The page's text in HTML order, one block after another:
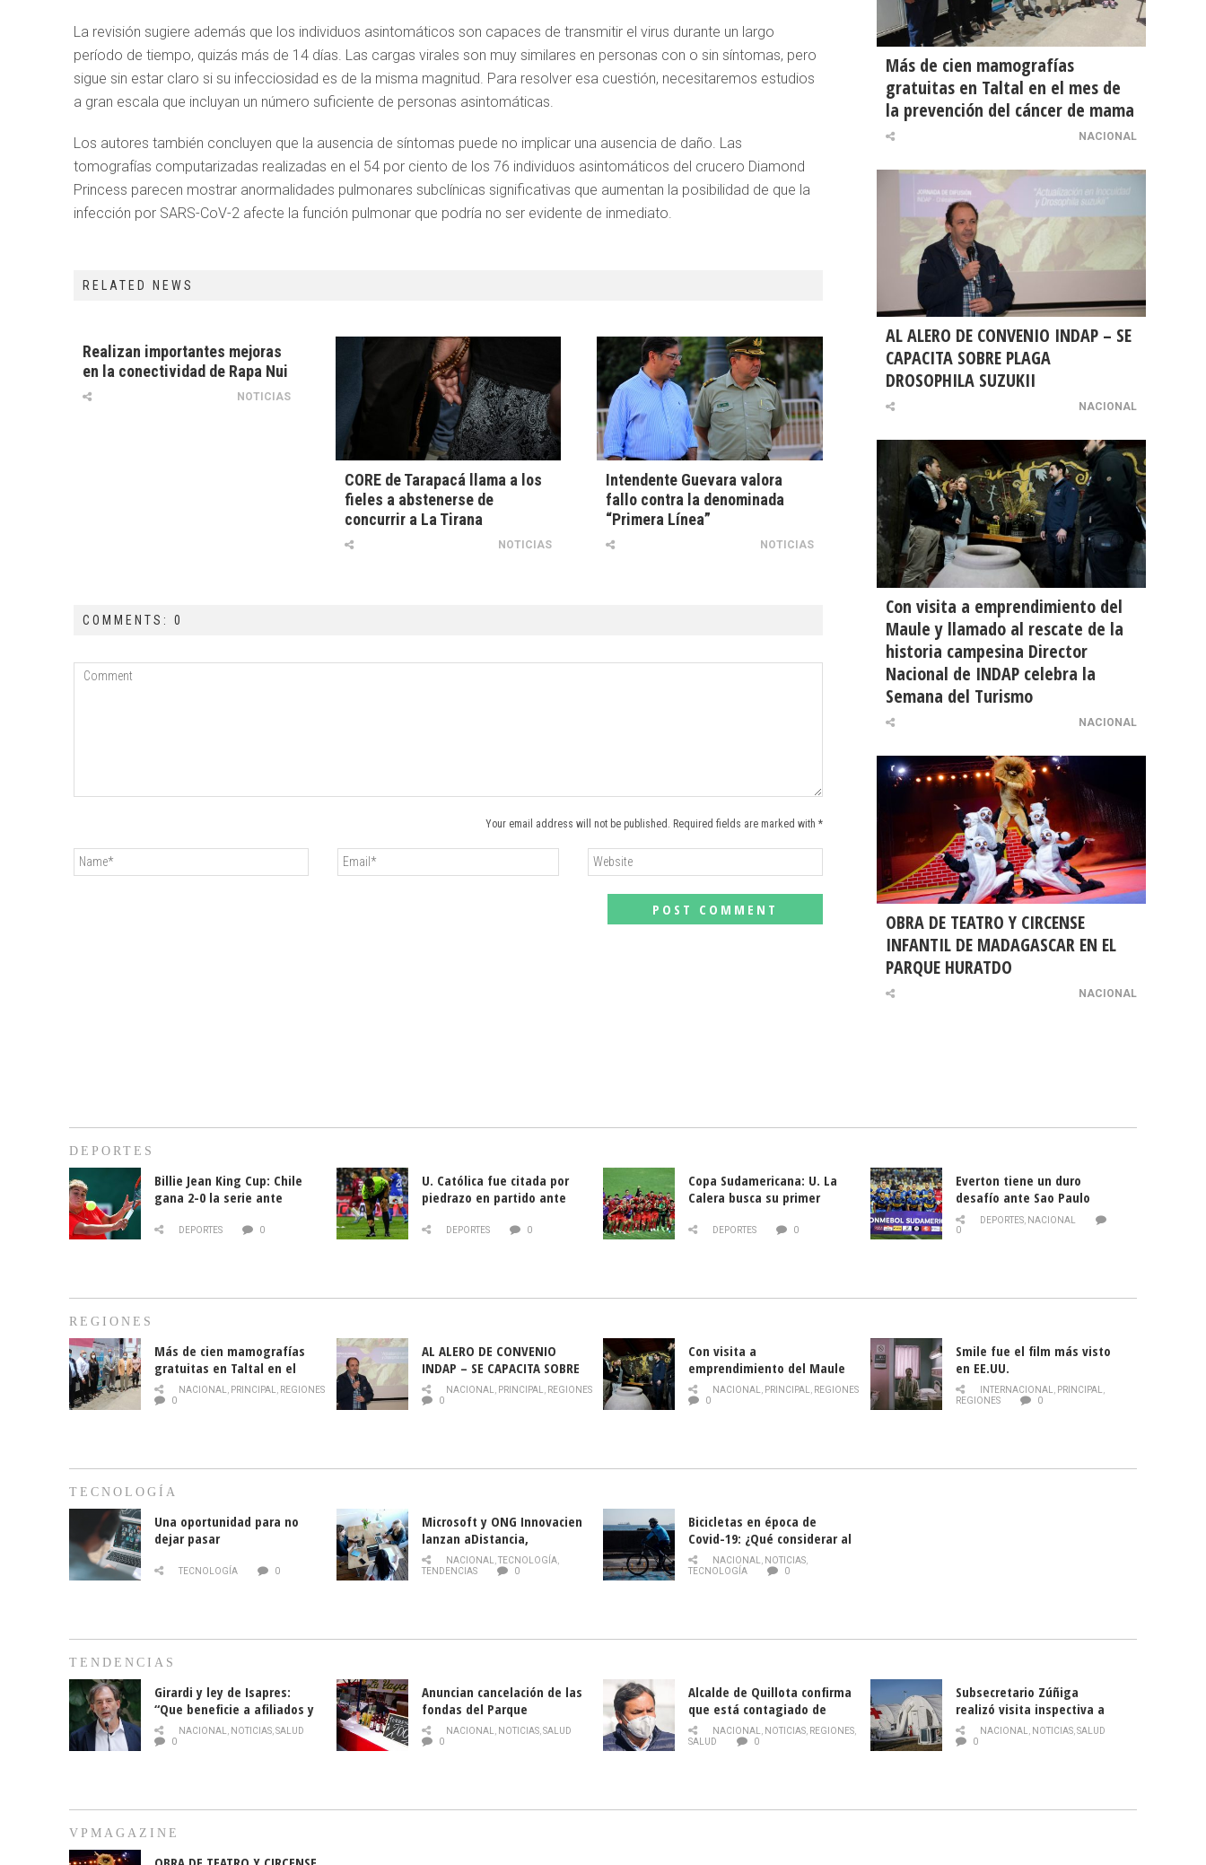
La revisión sugiere además que los individuos asintomáticos son capaces de transmitir el virus durante un largo
período de tiempo, quizás más de 14 días. Las cargas virales son muy similares en personas con o sin síntomas, pero
sigue sin estar claro si su infecciosidad es de la misma magnitud. Para resolver esa cuestión, necesitaremos estudios
a gran escala que incluyan un número suficiente de personas asintomáticas.
Los autores también concluyen que la ausencia de síntomas puede no implicar una ausencia de daño. Las
tomografías computarizadas realizadas en el 54 por ciento de los 76 individuos asintomáticos del crucero Diamond
Princess parecen mostrar anormalidades pulmonares subclínicas significativas que aumentan la posibilidad de que la
infección por SARS-CoV-2 afecte la función pulmonar que podría no ser evidente de inmediato.
RELATED NEWS
Realizan importantes mejoras
en la conectividad de Rapa Nui
NOTICIAS
CORE de Tarapacá llama a los
fieles a abstenerse de
concurrir a La Tirana
NOTICIAS
Intendente Guevara valora
fallo contra la denominada
“Primera Línea”
NOTICIAS
COMMENTS: 0
Your email address will not be published. Required fields are marked with *
Más de cien mamografías
gratuitas en Taltal en el mes de
la prevención del cáncer de mama
NACIONAL
AL ALERO DE CONVENIO INDAP – SE
CAPACITA SOBRE PLAGA
DROSOPHILA SUZUKII
NACIONAL
Con visita a emprendimiento del
Maule y llamado al rescate de la
historia campesina Director
Nacional de INDAP celebra la
Semana del Turismo
NACIONAL
OBRA DE TEATRO Y CIRCENSE
INFANTIL DE MADAGASCAR EN EL
PARQUE HURATDO
NACIONAL
DEPORTES
Billie Jean King Cup: Chile
gana 2-0 la serie ante
DEPORTES 0
U. Católica fue citada por
piedrazo en partido ante
DEPORTES 0
Copa Sudamericana: U. La
Calera busca su primer
DEPORTES 0
Everton tiene un duro
desafío ante Sao Paulo
DEPORTES, NACIONAL
0
REGIONES
Más de cien mamografías
gratuitas en Taltal en el
mes de la prevención del
cáncer de mama
NACIONAL PRINCIPAL
REGIONES
0
AL ALERO DE CONVENIO
INDAP – SE CAPACITA SOBRE
PLAGA DROSOPHILA SUZUKII
NACIONAL PRINCIPAL
REGIONES
0
Con visita a
emprendimiento del Maule
y llamado al rescate de la
historia campesina Director
NACIONAL PRINCIPAL
REGIONES
0
Smile fue el film más visto
en EE.UU.
INTERNACIONAL PRINCIPAL
REGIONES
0
TECNOLOGÍA
Una oportunidad para no
dejar pasar
TECNOLOGÍA 0
Microsoft y ONG Innovacien
lanzan aDistancia,
plataforma con cursos
gratuitos online sobre
NACIONAL TECNOLOGÍA,
TENDENCIAS
0
Bicicletas en época de
Covid-19: ¿Qué considerar al
momento de conducirlas?
NACIONAL NOTICIAS
TECNOLOGÍA
0
TENDENCIAS
Girardi y ley de Isapres:
“Que beneficie a afiliados y
no legalice el abuso”
NACIONAL NOTICIAS SALUD
0
Anuncian cancelación de las
fondas del Parque
O’Higgins debido al
coronavirus
NACIONAL NOTICIAS, SALUD
0
Alcalde de Quillota confirma
que está contagiado de
COVID-19
NACIONAL NOTICIAS REGIONES
SALUD
0
Subsecretario Zúñiga
realizó visita inspectiva a
Hospital Modular Sótero del
Río
NACIONAL NOTICIAS, SALUD
0
VPMAGAZINE